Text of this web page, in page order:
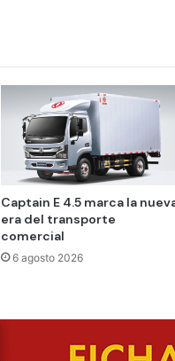
Captain E 4.5 marca la
era del transporte
comercial
6 agosto 2026